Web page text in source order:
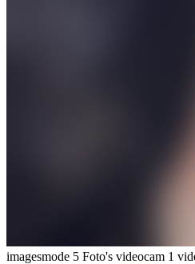
imagesmode 5 Foto's videocam 1